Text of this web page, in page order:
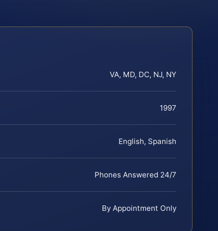
VA, MD, DC, NJ, NY
1997
English, Spanish
Phones Answered 24/7
By Appointment Only